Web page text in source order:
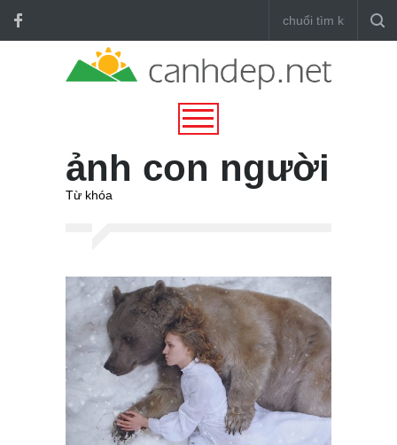
ảnh con người
Từ khóa